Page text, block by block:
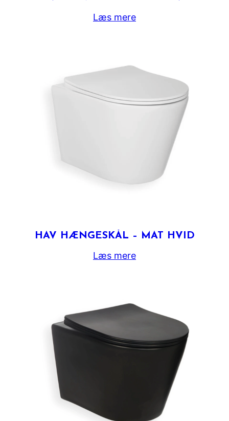
Læs mere
HAV HÆNGESKÅL – MAT HVID
Læs mere